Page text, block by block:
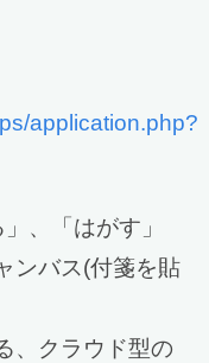
application.php?
、「はがす」
ンバス(付箋を貼
、クラウド型の